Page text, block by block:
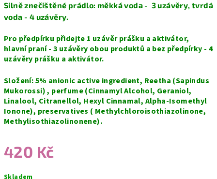
Silně znečištěné prádlo: měkká voda - 3 uzávěry, tvrdá
voda - 4 uzávěry.
Pro předpírku přidejte 1 uzávěr prášku a aktivátor,
hlavní praní - 3 uzávěry obou produktů a bez předpírky - 4
uzávěry prášku a aktivátor.
Složení: 5% anionic active ingredient, Reetha (Sapindus
Mukorossi) , perfume (Cinnamyl Alcohol, Geraniol,
Linalool, Citranellol, Hexyl Cinnamal, Alpha-Isomethyl
Ionone), preservatives ( Methylchloroisothiazolinone,
Methylisothiazolinonene).
420 Kč
Skladem